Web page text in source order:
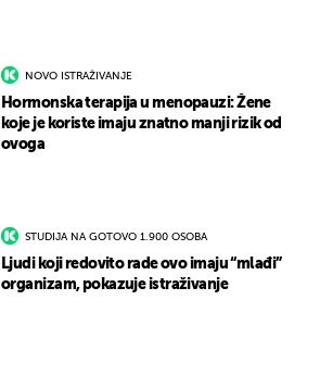
NOVO ISTRAŽIVANJE
Hormonska terapija u menopauzi: Žene
koje je koriste imaju znatno manji rizik od
ovoga
STUDIJA NA GOTOVO 1.900 OSOBA
Ljudi koji redovito rade ovo imaju “mlađi”
organizam, pokazuje istraživanje